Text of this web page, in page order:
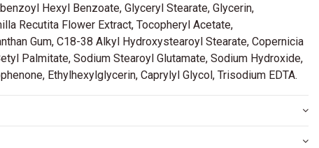
Hexyl Benzoate, Glyceryl Stearate, Glycerin,
Recutita Flower Extract, Tocopheryl Acetate,
Gum, C18-38 Alkyl Hydroxystearoyl Stearate, Copernicia
Palmitate, Sodium Stearoyl Glutamate, Sodium Hydroxide,
Ethylhexylglycerin, Caprylyl Glycol, Trisodium EDTA.